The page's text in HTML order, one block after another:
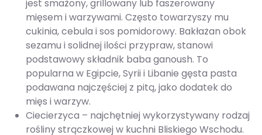
jest smażony, grillowany lub faszerowany
mięsem i warzywami. Często towarzyszy mu
cukinia, cebula i sos pomidorowy. Bakłażan obok
sezamu i solidnej ilości przypraw, stanowi
podstawowy składnik baba ganoush. To
popularna w Egipcie, Syrii i Libanie gęsta pasta
podawana najczęściej z pitą, jako dodatek do
mięs i warzyw.
Ciecierzyca – najchętniej wykorzystywany rodzaj
rośliny strączkowej w kuchni Bliskiego Wschodu.